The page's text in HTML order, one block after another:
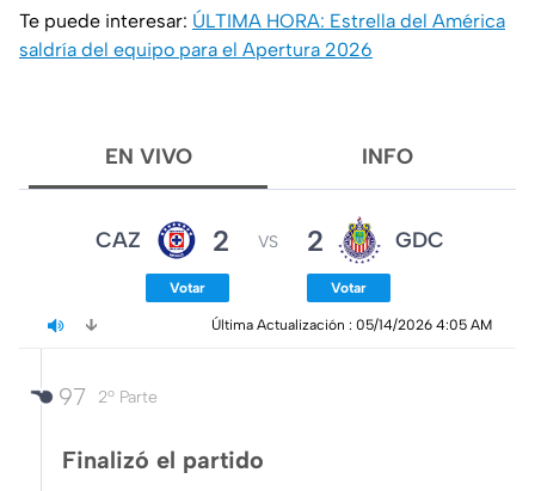
Te puede interesar: ÚLTIMA HORA: Estrella del América
saldría del equipo para el Apertura 2026
EN VIVO INFO
CAZ 2
Votar
VS 2 GDC
Votar
Última Actualización : 05/14/2026 4:05 AM
97 2º Parte
Finalizó el partido